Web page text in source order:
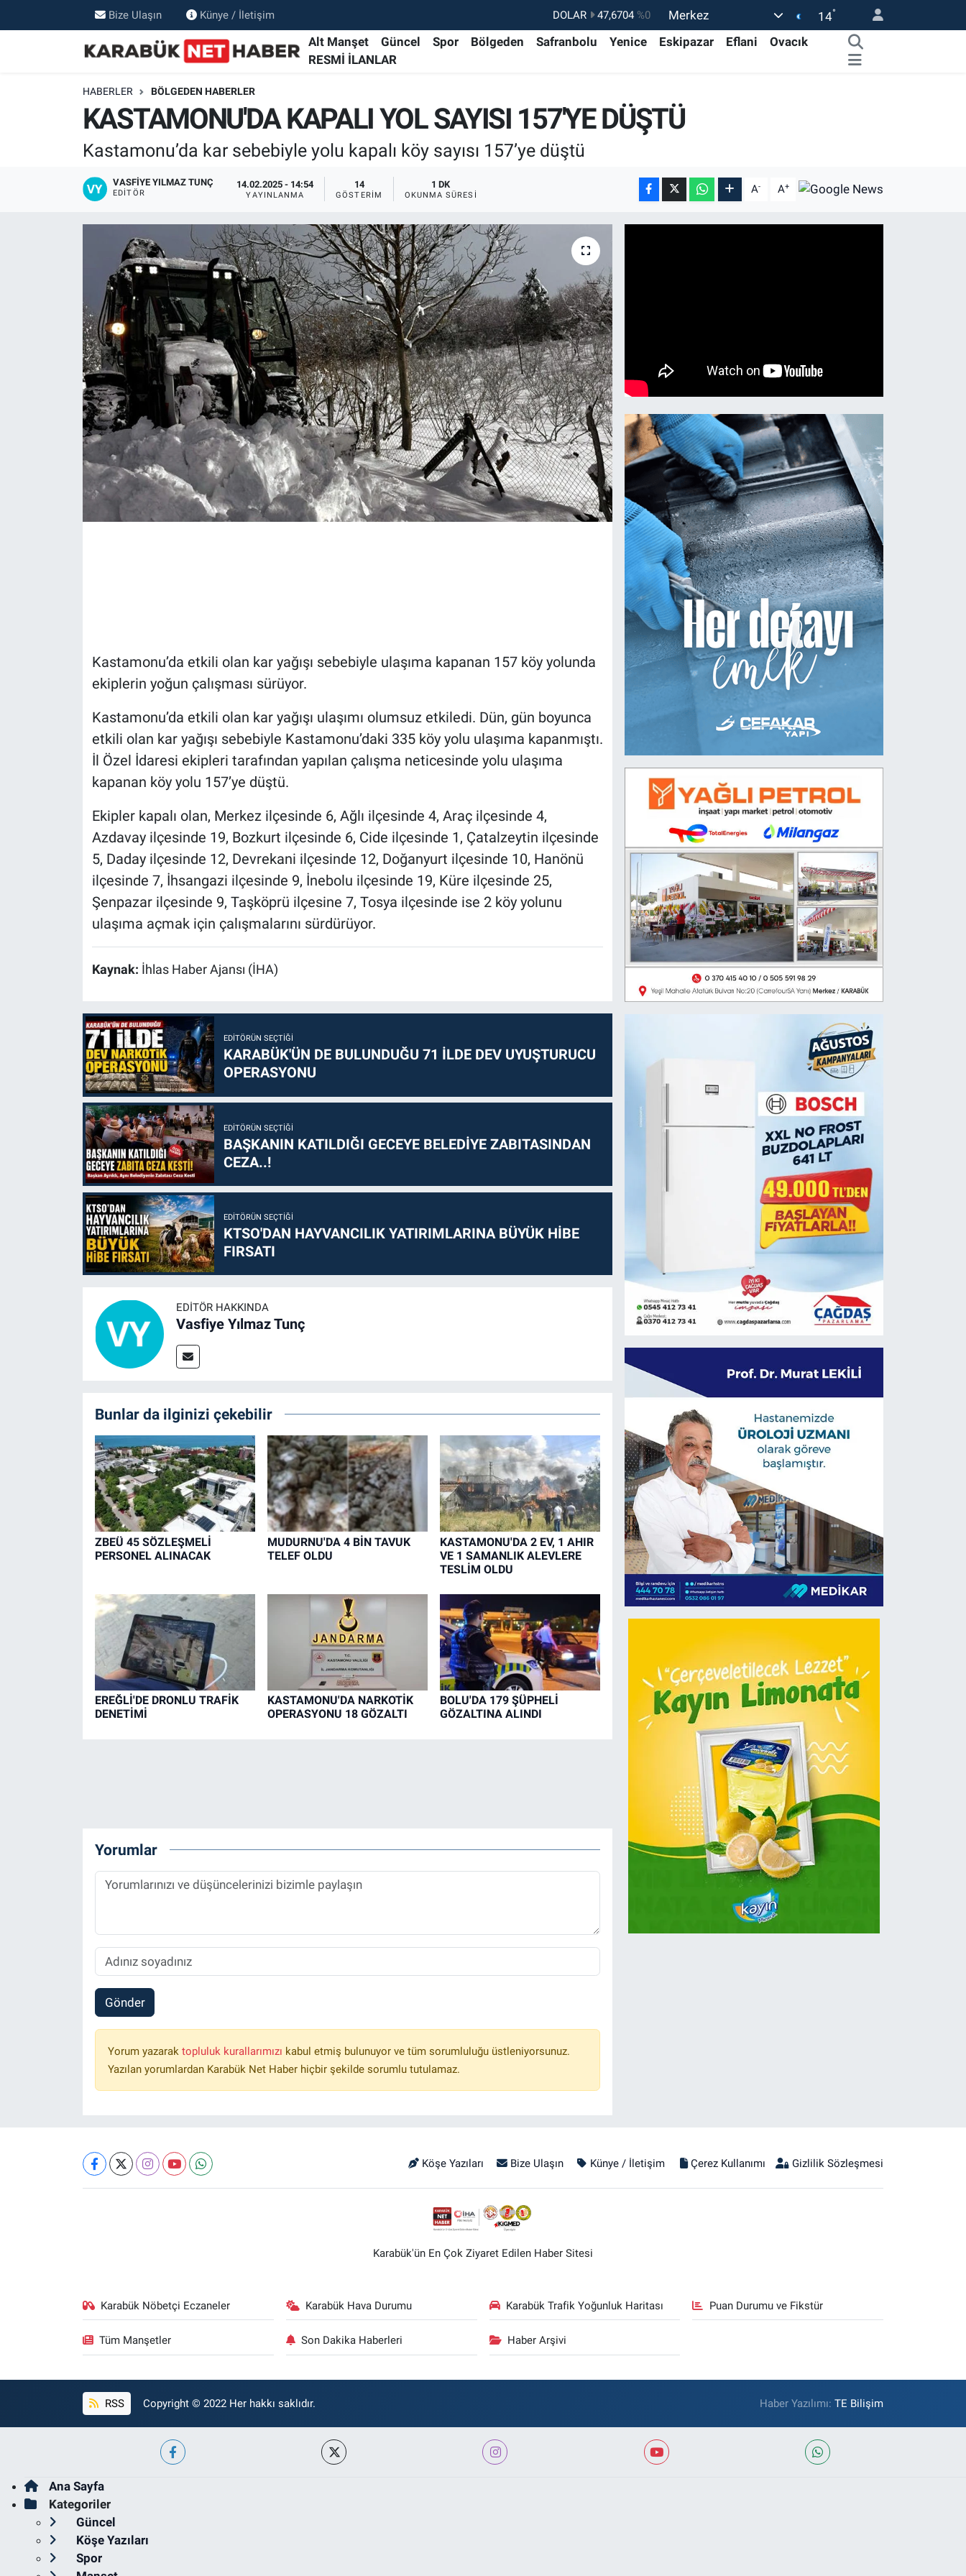
Bize Ulaşın Künye / İletişim DOLAR 47,6704 %0
EURO
55,0406 %-0.08
BİST100
13.799
%70
BITCOIN
64.643,95
Merkez 14°
Alt Manşet Güncel Spor Bölgeden Safranbolu Yenice Eskipazar Eflani
Ovacık
RESMİ İLANLAR
HABERLER BÖLGEDEN HABERLER
KASTAMONU'DA KAPALI YOL SAYISI 157'YE DÜŞTÜ
Kastamonu’da kar sebebiyle yolu kapalı köy sayısı 157’ye düştü
VASFIYE YILMAZ TUNÇ
EDITÖR
14.02.2025 - 14:54
YAYINLANMA
14
GÖSTERIM
1 DK
OKUNMA SÜRESI A- A+
Kastamonu’da etkili olan kar yağışı sebebiyle ulaşıma kapanan 157 köy yolunda
ekiplerin yoğun çalışması sürüyor.
Kastamonu’da etkili olan kar yağışı ulaşımı olumsuz etkiledi. Dün, gün boyunca
etkili olan kar yağışı sebebiyle Kastamonu’daki 335 köy yolu ulaşıma kapanmıştı.
İl Özel İdaresi ekipleri tarafından yapılan çalışma neticesinde yolu ulaşıma
kapanan köy yolu 157’ye düştü.
Ekipler kapalı olan, Merkez ilçesinde 6, Ağlı ilçesinde 4, Araç ilçesinde 4,
Azdavay ilçesinde 19, Bozkurt ilçesinde 6, Cide ilçesinde 1, Çatalzeytin ilçesinde
5, Daday ilçesinde 12, Devrekani ilçesinde 12, Doğanyurt ilçesinde 10, Hanönü
ilçesinde 7, İhsangazi ilçesinde 9, İnebolu ilçesinde 19, Küre ilçesinde 25,
Şenpazar ilçesinde 9, Taşköprü ilçesine 7, Tosya ilçesinde ise 2 köy yolunu
ulaşıma açmak için çalışmalarını sürdürüyor.
Kaynak: İhlas Haber Ajansı (İHA)
EDITÖRÜN SEÇTIĞI
KARABÜK'ÜN DE BULUNDUĞU 71 İLDE DEV UYUŞTURUCU
OPERASYONU
EDITÖRÜN SEÇTIĞI
BAŞKANIN KATILDIĞI GECEYE BELEDİYE ZABITASINDAN
CEZA..!
EDITÖRÜN SEÇTIĞI
KTSO'DAN HAYVANCILIK YATIRIMLARINA BÜYÜK HİBE
FIRSATI
EDITÖR HAKKINDA
Vasfiye Yılmaz Tunç
Bunlar da ilginizi çekebilir
ZBEÜ 45 SÖZLEŞMELİ
PERSONEL ALINACAK
MUDURNU'DA 4 BİN TAVUK
TELEF OLDU
KASTAMONU'DA 2 EV, 1 AHIR
VE 1 SAMANLIK ALEVLERE
TESLİM OLDU
EREĞLİ'DE DRONLU TRAFİK
DENETİMİ
KASTAMONU'DA NARKOTİK
OPERASYONU 18 GÖZALTI
BOLU'DA 179 ŞÜPHELİ
GÖZALTINA ALINDI
Yorumlar
Gönder
Yorum yazarak topluluk kurallarımızı kabul etmiş bulunuyor ve tüm sorumluluğu üstleniyorsunuz.
Yazılan yorumlardan Karabük Net Haber hiçbir şekilde sorumlu tutulamaz.
Köşe Yazıları Bize Ulaşın Künye / İletişim Çerez Kullanımı Gizlilik Sözleşmesi
Karabük'ün En Çok Ziyaret Edilen Haber Sitesi
Karabük Nöbetçi Eczaneler Karabük Hava Durumu Karabük Trafik Yoğunluk Haritası Puan Durumu ve Fikstür
Tüm Manşetler Son Dakika Haberleri Haber Arşivi
RSS Copyright © 2022 Her hakkı saklıdır. Haber Yazılımı:TE Bilişim
Ana Sayfa
Kategoriler
Güncel
Köşe Yazıları
Spor